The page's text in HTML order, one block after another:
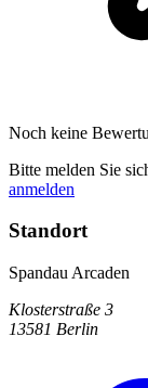
Noch keine
Bitte melden Sie
anmelden
Standort
Spandau Arcaden
Klosterstraße 3
13581 Berlin